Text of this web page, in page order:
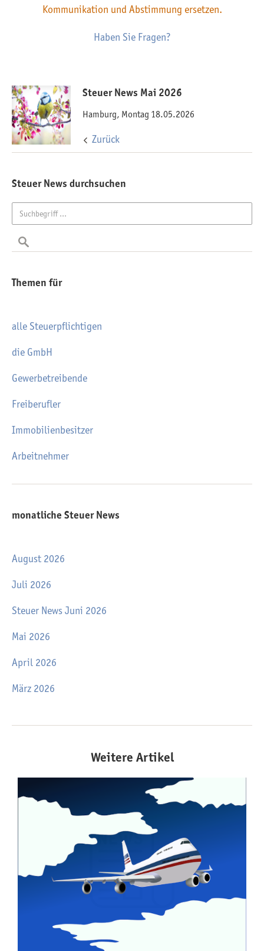
Kommunikation und Abstimmung ersetzen.
Haben Sie Fragen?
Steuer News Mai 2026
Hamburg, Montag 18.05.2026
Zurück
Steuer News durchsuchen
Themen für
alle Steuerpflichtigen
die GmbH
Gewerbetreibende
Freiberufler
Immobilienbesitzer
Arbeitnehmer
monatliche Steuer News
August 2026
Juli 2026
Steuer News Juni 2026
Mai 2026
April 2026
März 2026
Weitere Artikel